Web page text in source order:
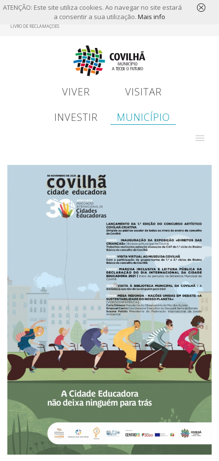
ATENÇÃO: Este site utiliza cookies. Ao navegar no site estará
a consentir a sua utilização. Mais info
LIVRO DE RECLAMAÇÕES
VIVER
VISITAR
INVESTIR
MUNICÍPIO